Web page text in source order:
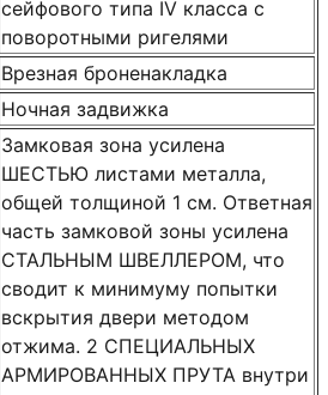
сейфового типа IV класса с
поворотными ригелями
Врезная броненакладка
Ночная задвижка
Замковая зона усилена
ШЕСТЬЮ листами металла,
общей толщиной 1 см. Ответная
часть замковой зоны усилена
СТАЛЬНЫМ ШВЕЛЛЕРОМ, что
сводит к минимуму попытки
вскрытия двери методом
отжима. 2 СПЕЦИАЛЬНЫХ
АРМИРОВАННЫХ ПРУТА внутри